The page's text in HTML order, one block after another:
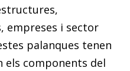
empreses i sector
palanques tenen
els components del